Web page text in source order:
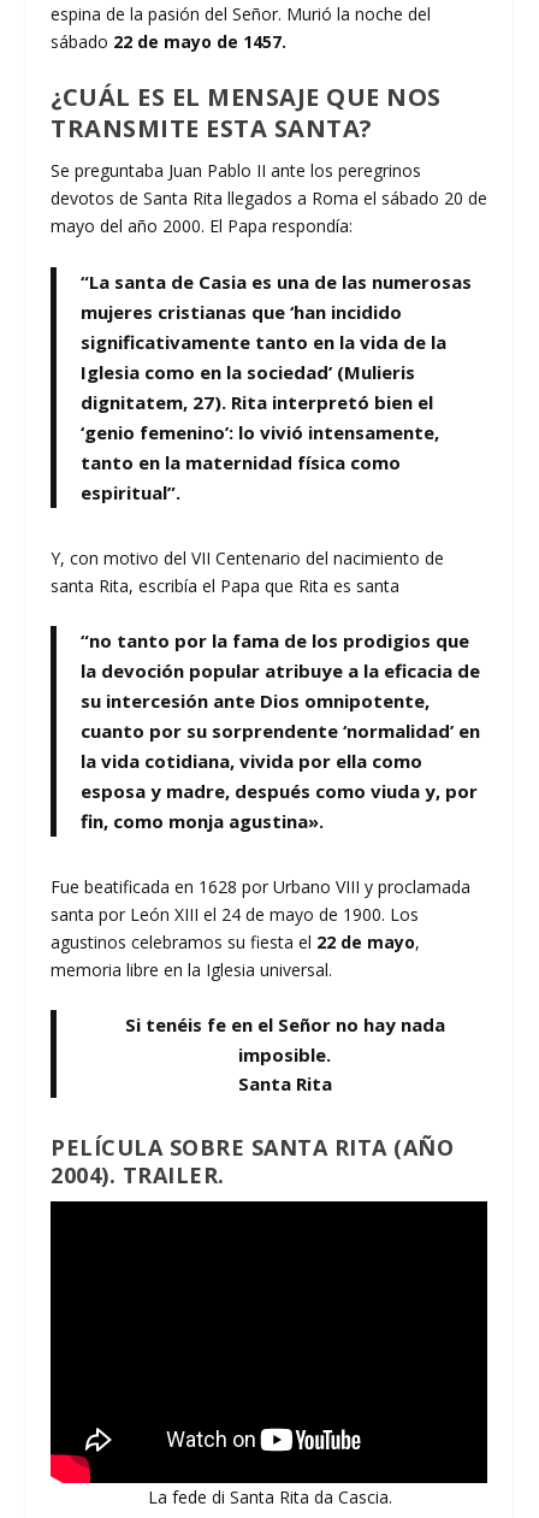
espina de la pasión del Señor. Murió la noche del
sábado 22 de mayo de 1457.
¿CUÁL ES EL MENSAJE QUE NOS
TRANSMITE ESTA SANTA?
Se preguntaba Juan Pablo II ante los peregrinos
devotos de Santa Rita llegados a Roma el sábado 20 de
mayo del año 2000. El Papa respondía:
“La santa de Casia es una de las numerosas
mujeres cristianas que ‘han incidido
significativamente tanto en la vida de la
Iglesia como en la sociedad’ (Mulieris
dignitatem, 27). Rita interpretó bien el
‘genio femenino’: lo vivió intensamente,
tanto en la maternidad física como
espiritual”.
Y, con motivo del VII Centenario del nacimiento de
santa Rita, escribía el Papa que Rita es santa
“no tanto por la fama de los prodigios que
la devoción popular atribuye a la eficacia de
su intercesión ante Dios omnipotente,
cuanto por su sorprendente ‘normalidad’ en
la vida cotidiana, vivida por ella como
esposa y madre, después como viuda y, por
fin, como monja agustina».
Fue beatificada en 1628 por Urbano VIII y proclamada
santa por León XIII el 24 de mayo de 1900. Los
agustinos celebramos su fiesta el 22 de mayo,
memoria libre en la Iglesia universal.
Si tenéis fe en el Señor no hay nada
imposible.
Santa Rita
PELÍCULA SOBRE SANTA RITA(AÑO
2004). TRAILER.
La fede di Santa Rita da Cascia.